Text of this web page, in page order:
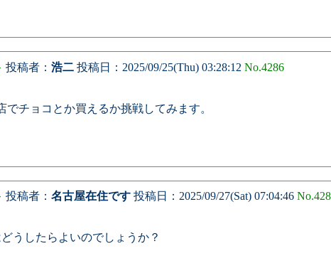
投稿者： 浩二投稿日：2025/09/25(Thu) 03:28:12 No.4286
でチョコとか買えるか挑戦してみます。
投稿者： 名古屋在住です投稿日：2025/09/27(Sat) 07:04:46
うしたらよいのでしょうか？